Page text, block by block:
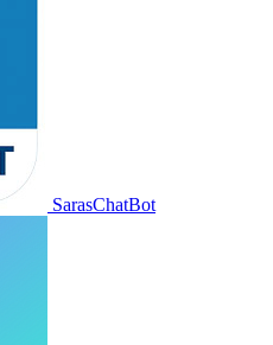
SarasChatBot